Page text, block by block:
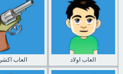
العاب العاب اولاد